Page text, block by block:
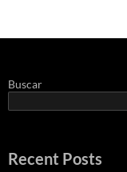
Buscar
Recent Posts